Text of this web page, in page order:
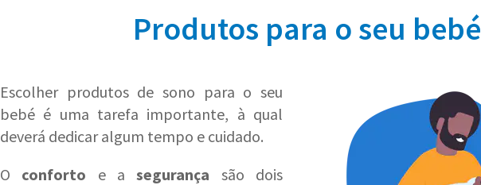
Produtos para o seu bebé
Escolher produtos de sono para o seu
bebé é uma tarefa importante, à qual
deverá dedicar algum tempo e cuidado.
O conforto e asegurança são dois